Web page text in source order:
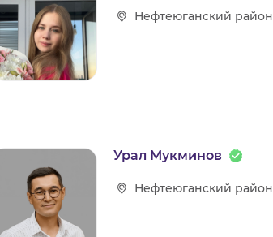
Нефтеюганский район
Урал Мукминов
Нефтеюганский район